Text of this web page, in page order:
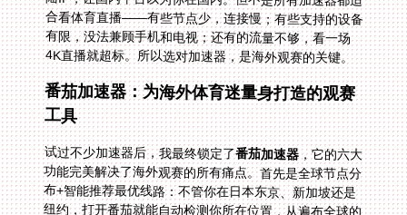
4K直播就超标。所以选对加速器，是海外观赛的关键。
番茄加速器：为海外体育迷量身打造的观赛
工具
试过不少加速器后，我最终锁定了番茄加速器，它的六大
功能完美解决了海外观赛的所有痛点。首先是全球节点分
布+智能推荐最优线路：不管你在日本东京、新加坡还是
纽约，打开番茄就能自动检测你所在位置，从遍布全球的
节点里挑出最稳定的那条，不用自己一个个试，省时间又
高效。比如我在东京用它连国内线路，延迟几乎可以忽